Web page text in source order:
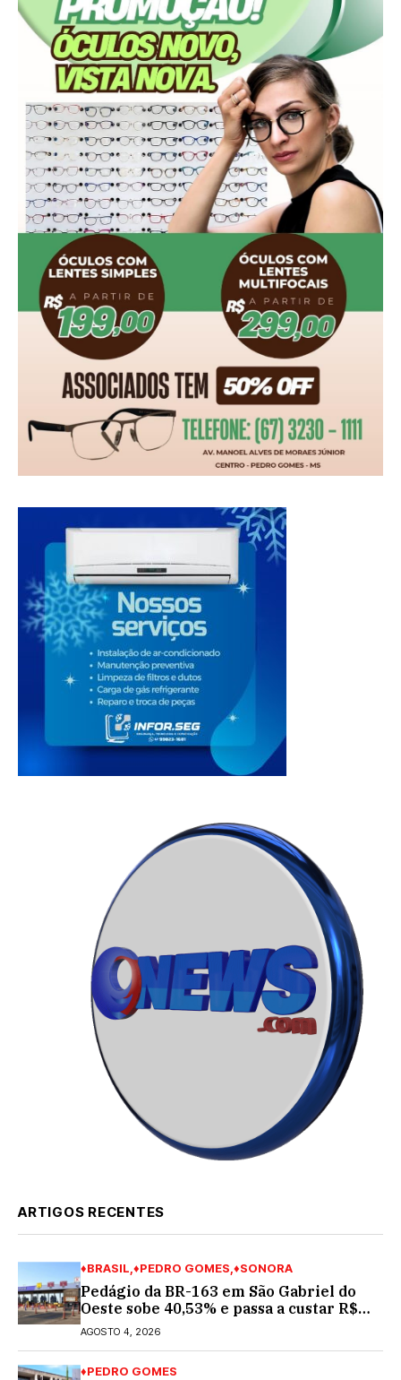
ARTIGOS RECENTES
♦BRASIL ♦PEDRO GOMES ♦SONORA
Pedágio da BR-163 em São Gabriel do
Oeste sobe 40,53% e passa a custar R$
10,70 a partir desta quarta-feira
AGOSTO 4, 2026
♦PEDRO GOMES